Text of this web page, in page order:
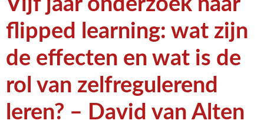
flipped learning: wat zijn
de effecten en wat is de
rol van zelfregulerend
leren? – David van Alten